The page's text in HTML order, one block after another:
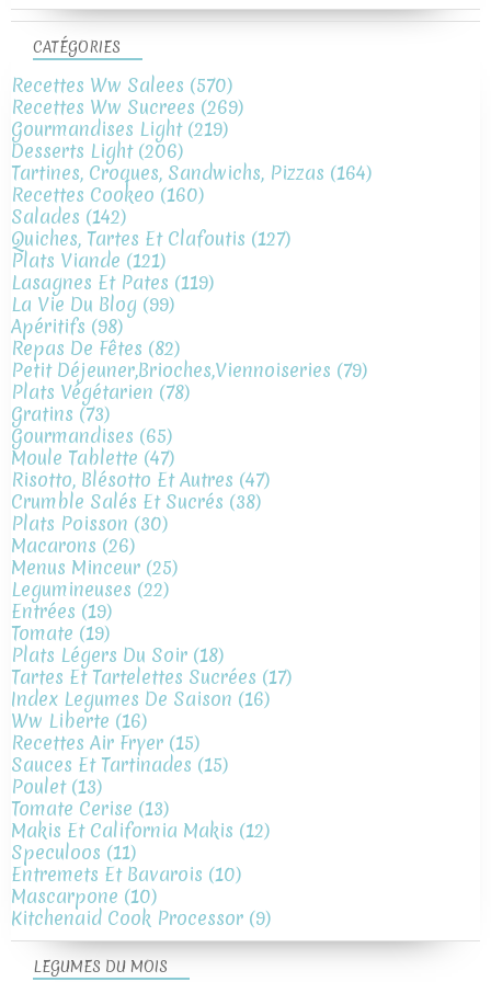
CATÉGORIES
Recettes Ww Salees (570)
Recettes Ww Sucrees (269)
Gourmandises Light(219)
Desserts Light(206)
Tartines, Croques, Sandwichs, Pizzas (164)
Recettes Cookeo (160)
Salades (142)
Quiches, Tartes Et Clafoutis (127)
Plats Viande (121)
Lasagnes Et Pates (119)
La Vie Du Blog (99)
Apéritifs (98)
Repas De Fêtes (82)
Petit Déjeuner,brioches,viennoiseries (79)
Plats Végétarien (78)
Gratins (73)
Gourmandises (65)
Moule Tablette (47)
Risotto, Blésotto Et Autres (47)
Crumble Salés Et Sucrés (38)
Plats Poisson (30)
Macarons (26)
Menus Minceur (25)
Legumineuses (22)
Entrées (19)
Tomate (19)
Plats Légers Du Soir (18)
Tartes Et Tartelettes Sucrées (17)
Index Legumes De Saison (16)
Ww Liberte (16)
Recettes Air Fryer (15)
Sauces Et Tartinades (15)
Poulet(13)
Tomate Cerise (13)
Makis Et California Makis (12)
Speculoos (11)
Entremets Et Bavarois (10)
Mascarpone (10)
Kitchenaid Cook Processor (9)
LEGUMES DU MOIS